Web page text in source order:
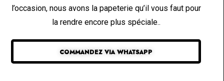
l’occasion, nous avons la papeterie qu’il vous faut pour
la rendre encore plus spéciale..
COMMANDEZ VIA WHATSAPP